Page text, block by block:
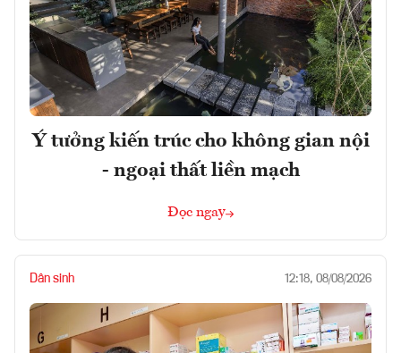
Ý tưởng kiến trúc cho không gian nội
- ngoại thất liền mạch
Đọc ngay
Dân sinh 12:18, 08/08/2026